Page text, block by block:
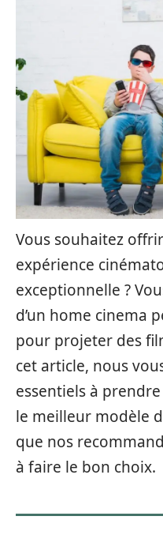
Vous souhaitez
expérience
exceptionnelle ?
d’un home cinema
pour projeter des
cet article, nous
essentiels à
le meilleur modèle
que nos
à faire le bon choix.